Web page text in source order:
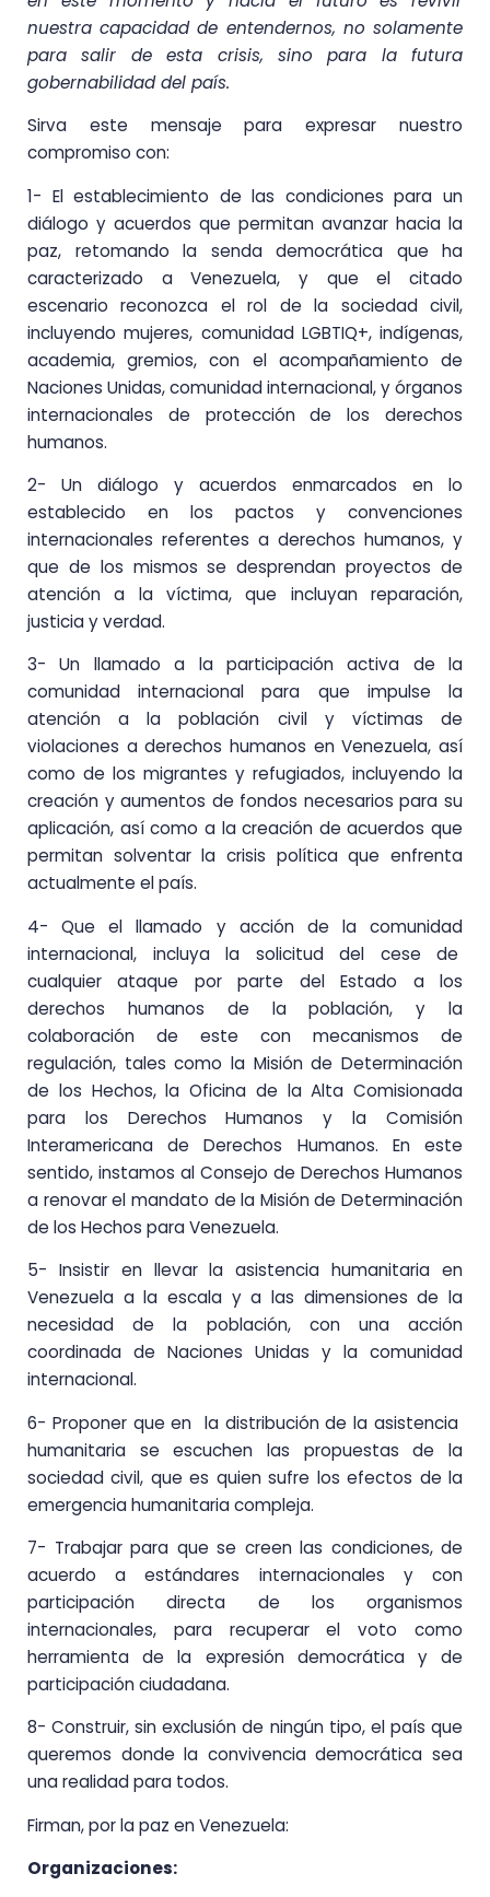
nuestra capacidad de entendernos, no solamente
para salir de esta crisis, sino para la futura
gobernabilidad del país.
Sirva este mensaje para expresar nuestro
compromiso con:
1- El establecimiento de las condiciones para un
diálogo y acuerdos que permitan avanzar hacia la
paz, retomando la senda democrática que ha
caracterizado a Venezuela, y que el citado
escenario reconozca el rol de la sociedad civil,
incluyendo mujeres, comunidad LGBTIQ+, indígenas,
academia, gremios, con el acompañamiento de
Naciones Unidas, comunidad internacional, y órganos
internacionales de protección de los derechos
humanos.
2- Un diálogo y acuerdos enmarcados en lo
establecido en los pactos y convenciones
internacionales referentes a derechos humanos, y
que de los mismos se desprendan proyectos de
atención a la víctima, que incluyan reparación,
justicia y verdad.
3- Un llamado a la participación activa de la
comunidad internacional para que impulse la
atención a la población civil y víctimas de
violaciones a derechos humanos en Venezuela, así
como de los migrantes y refugiados, incluyendo la
creación y aumentos de fondos necesarios para su
aplicación, así como a la creación de acuerdos que
permitan solventar la crisis política que enfrenta
actualmente el país.
4- Que el llamado y acción de la comunidad
internacional, incluya la solicitud del cese de
cualquier ataque por parte del Estado a los
derechos humanos de la población, y la
colaboración de este con mecanismos de
regulación, tales como la Misión de Determinación
de los Hechos, la Oficina de la Alta Comisionada
para los Derechos Humanos y la Comisión
Interamericana de Derechos Humanos. En este
sentido, instamos al Consejo de Derechos Humanos
a renovar el mandato de la Misión de Determinación
de los Hechos para Venezuela.
5- Insistir en llevar la asistencia humanitaria en
Venezuela a la escala y a las dimensiones de la
necesidad de la población, con una acción
coordinada de Naciones Unidas y la comunidad
internacional.
6- Proponer que en la distribución de la asistencia
humanitaria se escuchen las propuestas de la
sociedad civil, que es quien sufre los efectos de la
emergencia humanitaria compleja.
7- Trabajar para que se creen las condiciones, de
acuerdo a estándares internacionales y con
participación directa de los organismos
internacionales, para recuperar el voto como
herramienta de la expresión democrática y de
participación ciudadana.
8- Construir, sin exclusión de ningún tipo, el país que
queremos donde la convivencia democrática sea
una realidad para todos.
Firman, por la paz en Venezuela:
Organizaciones: